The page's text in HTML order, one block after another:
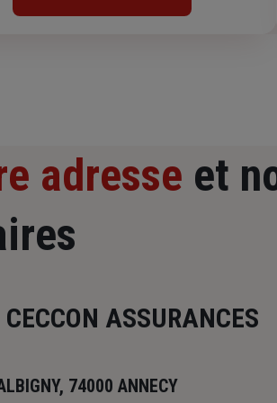
adresse et
ASSURANCES
74000 ANNECY